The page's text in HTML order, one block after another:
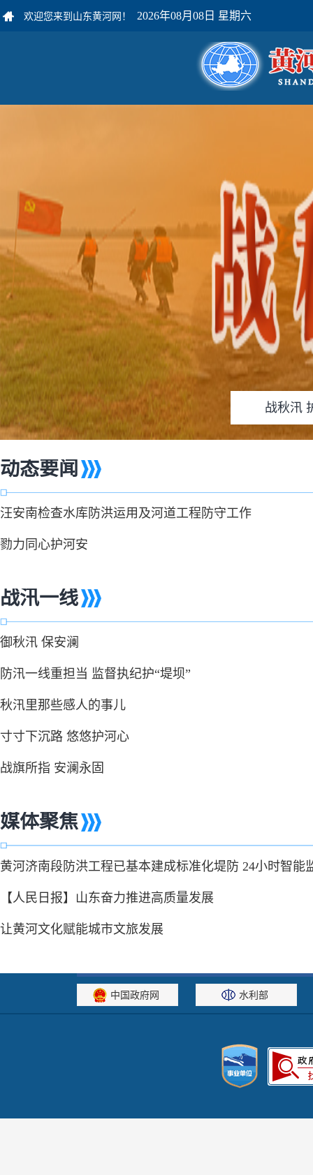
欢迎您来到山东黄河网！ 2026年08月08日 星期六
战秋汛
动态要闻
汪安南检查水库防洪运用及河道工程防守工作
勠力同心护河安
战汛一线
御秋汛 保安澜
防汛一线重担当 监督执纪护“堤坝”
秋汛里那些感人的事儿
寸寸下沉路 悠悠护河心
战旗所指 安澜永固
媒体聚焦
黄河济南段防洪工程已基本建成标准化堤防 24小时智能
【人民日报】山东奋力推进高质量发展
让黄河文化赋能城市文旅发展
中国政府网 水利部